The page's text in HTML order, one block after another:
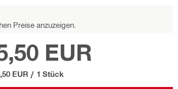
Preise anzuzeigen.
EUR
EUR / 1 Stück